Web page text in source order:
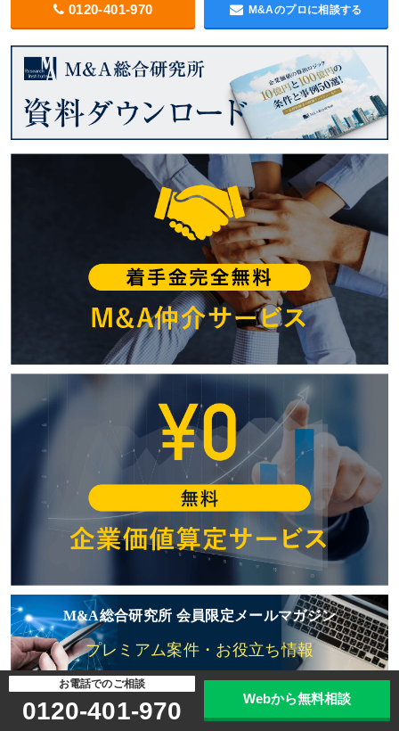
0120-401-970
M&Aのプロに相談する
M&A総合研究所 会員限定メールマガジン
プレミアム案件・お役立ち情報
ご登録はこちら
お電話でのご相談
0120-401-970 Webから無料相談